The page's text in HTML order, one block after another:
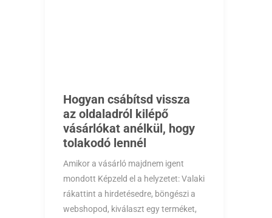
Hogyan csábítsd vissza
az oldaladról kilépő
vásárlókat anélkül, hogy
tolakodó lennél
Amikor a vásárló majdnem igent
mondott Képzeld el a helyzetet: Valaki
rákattint a hirdetésedre, böngészi a
webshopod, kiválaszt egy terméket,